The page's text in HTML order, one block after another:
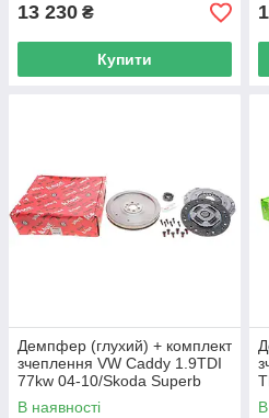
13 230 ₴
Купити
Демпфер (глухий) + комплект
зчеплення VW Caddy 1.9TDI
77kw 04-10/Skoda Superb
KAWE DMV179M UA62
В наявності